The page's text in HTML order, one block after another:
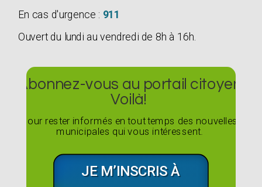
En cas d'urgence : 911
Ouvert du lundi au vendredi de 8h à 16h.
Abonnez-vous au portail citoyen
Voilà!
Pour rester informés en tout temps des nouvelles
municipales qui vous intéressent.
JE M’INSCRIS À